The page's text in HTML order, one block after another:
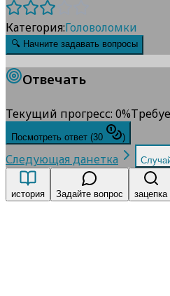
Категория:Головоломки
🔍 Начните задавать вопросы
Отвечать
Текущий прогресс: 0%
Посмотреть ответ (30 )
Следующая данетка
история Задайте вопрос зацепка